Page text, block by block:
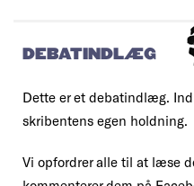
DEBATINDLÆG
Dette er et debatindlæg.
skribentens egen holdning.
Vi opfordrer alle til at læse